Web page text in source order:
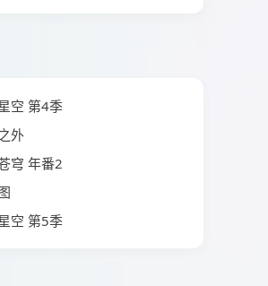
空 第4季
外
穹 年番2
空 第5季